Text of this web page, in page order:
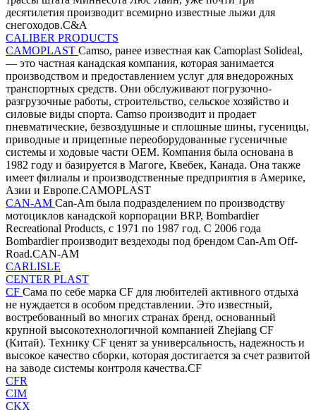
десятилетия производит всемирно известные лыжи для
снегоходов.C&A
CALIBER PRODUCTS
CAMOPLAST Camso, ранее известная как Camoplast Solideal,
— это частная канадская компания, которая занимается
производством и предоставлением услуг для внедорожных
транспортных средств. Они обслуживают погрузочно-
разгрузочные работы, строительство, сельское хозяйство и
силовые виды спорта. Camso производит и продает
пневматические, безвоздушные и сплошные шины, гусеницы,
приводные и прицепные переоборудованные гусеничные
системы и ходовые части OEM. Компания была основана в
1982 году и базируется в Магоге, Квебек, Канада. Она также
имеет филиалы и производственные предприятия в Америке,
Азии и Европе.CAMOPLAST
CAN-AM Can-Am была подразделением по производству
мотоциклов канадской корпорации BRP, Bombardier
Recreational Products, с 1971 по 1987 год. С 2006 года
Bombardier производит вездеходы под брендом Can-Am Off-
Road.CAN-AM
CARLISLE
CENTER PLAST
CF Сама по себе марка CF для любителей активного отдыха
не нуждается в особом представлении. Это известный,
востребованный во многих странах бренд, основанный
крупной высокотехнологичной компанией Zhejiang CF
(Китай). Технику CF ценят за универсальность, надежность и
высокое качество сборки, которая достигается за счет развитой
на заводе системы контроля качества.CF
CFR
CIM
CKX